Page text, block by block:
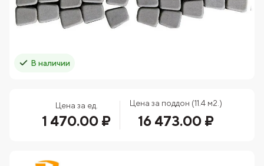
В наличии
Цена за ед.
1 470.00 ₽
Цена за поддон (11.4 м2.)
16 473.00 ₽